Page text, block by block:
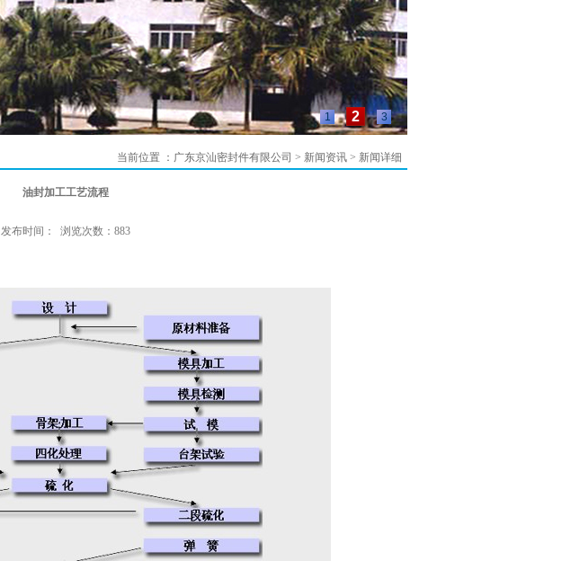
1 2 3
当前位置 ：广东京汕密封件有限公司 > 新闻资讯 > 新闻详细
油封加工工艺流程
发布时间： 浏览次数：883